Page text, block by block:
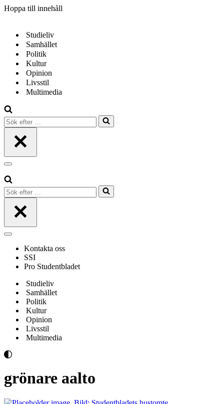
Hoppa till innehåll
Studieliv
Samhället
Politik
Kultur
Opinion
Livsstil
Multimedia
Sök
efter
Navigeringsmeny
Sök
efter
Navigeringsmeny
Kontakta oss
SSI
Pro Studentbladet
Studieliv
Samhället
Politik
Kultur
Opinion
Livsstil
Multimedia
grönare aalto